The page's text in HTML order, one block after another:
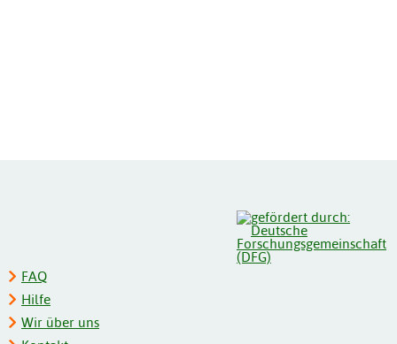
FAQ
Hilfe
Wir über uns